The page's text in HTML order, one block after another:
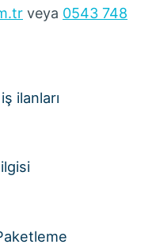
veya 0543 748
ilanları